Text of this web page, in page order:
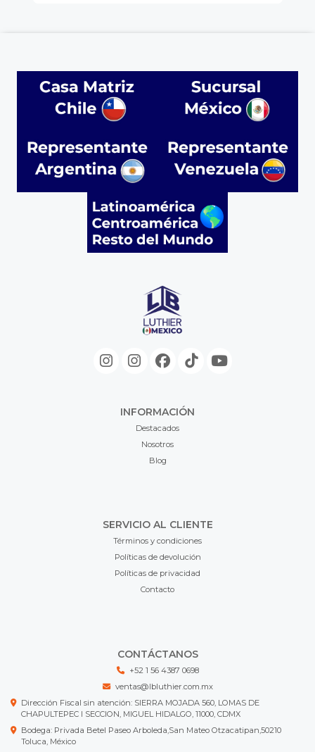
INFORMACIÓN
Destacados
Nosotros
Blog
SERVICIO AL CLIENTE
Términos y condiciones
Políticas de devolución
Políticas de privacidad
Contacto
CONTÁCTANOS
+52 1 56 4387 0698
ventas@lbluthier.com.mx
Dirección Fiscal sin atención: SIERRA MOJADA 560, LOMAS DE
CHAPULTEPEC I SECCION, MIGUEL HIDALGO, 11000, CDMX
Bodega: Privada Betel Paseo Arboleda,San Mateo Otzacatipan,50210
Toluca, México